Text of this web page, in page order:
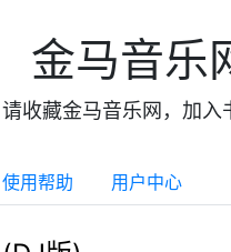
金马音乐
请收藏金马音乐网，加入
使用帮助 用户中心